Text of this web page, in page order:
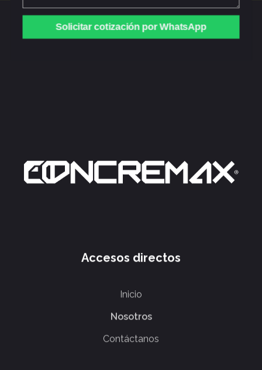
Solicitar cotización por WhatsApp
Accesos directos
Inicio
Nosotros
Contáctanos